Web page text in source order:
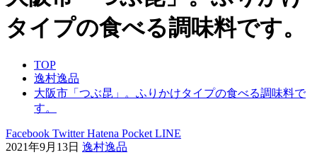
タイプの食べる調味料です。
TOP
逸村逸品
大阪市「つぶ昆」。ふりかけタイプの食べる調味料で
す。
Facebook TwitterHatena Pocket LINE
2021年9月13日 逸村逸品